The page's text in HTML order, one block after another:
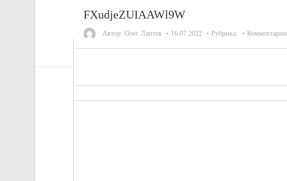
FXudjeZUIAAWl9W
Автор: Олег Лаптев 16.07.2022 Рубрика: Комментарии